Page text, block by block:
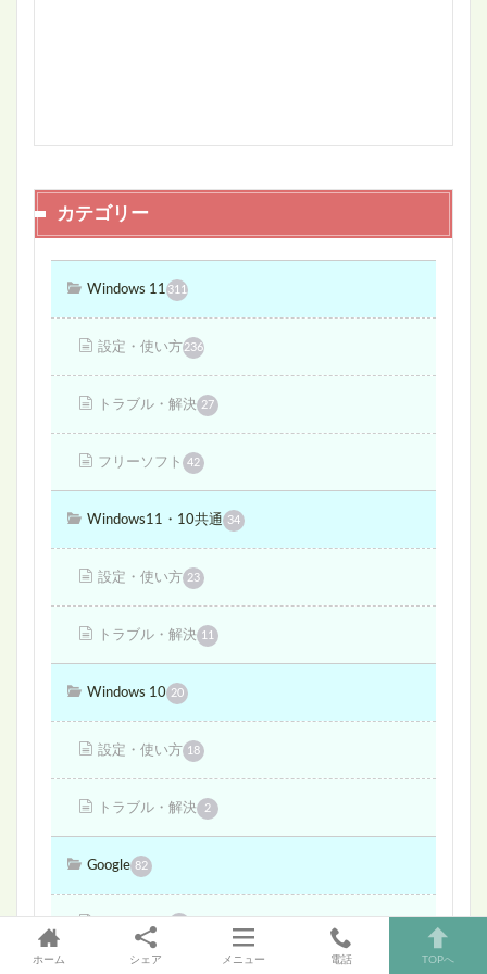
カテゴリー
Windows 11 311
設定・使い方236
トラブル・解決 27
フリーソフト 42
Windows11・10共通 34
設定・使い方 23
トラブル・解決 11
Windows 10 20
設定・使い方 18
トラブル・解決 2
Google 82
アカウント
ホーム シェア メニュー 電話 TOPへ